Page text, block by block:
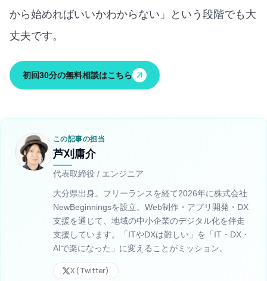
から始めればいいかわからない」という段階でも大
丈夫です。
初回30分の無料相談はこちら
この記事の担当
芦刈庸介
代表取締役 / エンジニア
大分県出身。フリーランスを経て2026年に株式会社
NewBeginningsを設立。Web制作・アプリ開発・DX
支援を通じて、地域の中小企業のデジタル化を伴走
支援しています。「ITやDXは難しい」を「IT・DX・
AIで楽になった」に変えることがミッション。
X (Twitter)